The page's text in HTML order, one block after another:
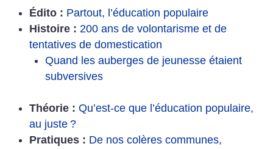
Édito : Partout, l’éducation populaire
Histoire : 200 ans de volontarisme et de
tentatives de domestication
Quand les auberges de jeunesse étaient
subversives
Théorie : Qu’est-ce que l’éducation populaire,
au juste ?
Pratiques : De nos colères communes,